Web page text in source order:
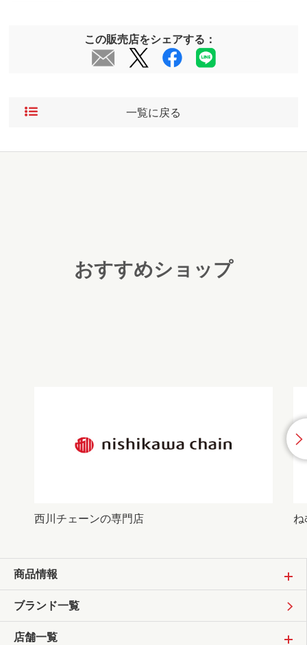
この販売店をシェアする：
一覧に戻る
おすすめショップ
西川チェーンの専門店
商品情報
ブランド一覧
店舗一覧